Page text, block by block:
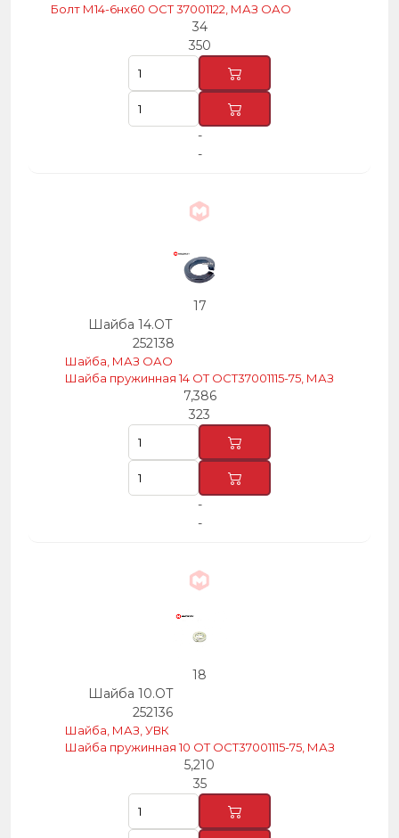
Болт М14-6нх60 ОСТ 37001122, МАЗ ОАО
34
350
-
-
17
Шайба 14.ОТ
252138
Шайба, МАЗ ОАО
Шайба пружинная 14 ОТ ОСТ37001115-75, МАЗ
7,386
323
-
-
18
Шайба 10.ОТ
252136
Шайба, МАЗ, УВК
Шайба пружинная 10 ОТ ОСТ37001115-75, МАЗ
5,210
35